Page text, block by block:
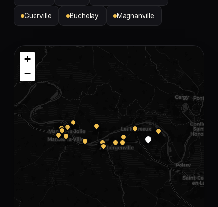
Guerville Buchelay Magnanville
+
−